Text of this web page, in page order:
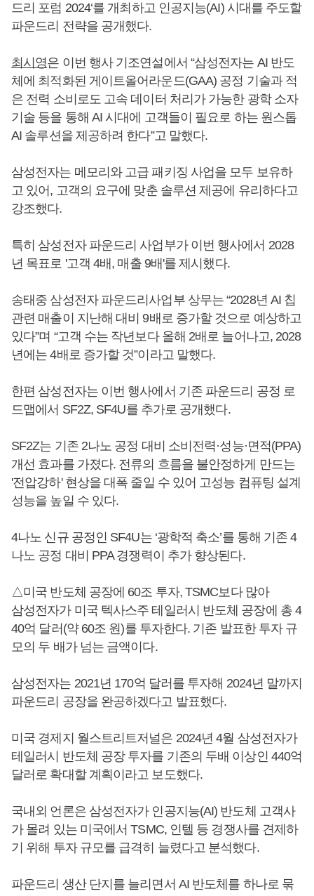
드리 포럼 2024‘를 개최하고 인공지능(AI) 시대를 주도할
파운드리 전략을 공개했다.
최시영은 이번 행사 기조연설에서 “삼성전자는 AI 반도
체에 최적화된 게이트올어라운드(GAA) 공정 기술과 적
은 전력 소비로도 고속 데이터 처리가 가능한 광학 소자
기술 등을 통해 AI 시대에 고객들이 필요로 하는 원스톱
AI 솔루션을 제공하려 한다”고 말했다.
삼성전자는 메모리와 고급 패키징 사업을 모두 보유하
고 있어, 고객의 요구에 맞춘 솔루션 제공에 유리하다고
강조했다.
특히 삼성전자 파운드리 사업부가 이번 행사에서 2028
년 목표로 '고객 4배, 매출 9배'를 제시했다.
송태중 삼성전자 파운드리사업부 상무는 “2028년 AI 칩
관련 매출이 지난해 대비 9배로 증가할 것으로 예상하고
있다”며 “고객 수는 작년보다 올해 2배로 늘어나고, 2028
년에는 4배로 증가할 것”이라고 말했다.
한편 삼성전자는 이번 행사에서 기존 파운드리 공정 로
드맵에서 SF2Z, SF4U를 추가로 공개했다.
SF2Z는 기존 2나노 공정 대비 소비전력·성능·면적(PPA)
개선 효과를 가졌다. 전류의 흐름을 불안정하게 만드는
'전압강하' 현상을 대폭 줄일 수 있어 고성능 컴퓨팅 설계
성능을 높일 수 있다.
4나노 신규 공정인 SF4U는 ‘광학적 축소’를 통해 기존 4
나노 공정 대비 PPA 경쟁력이 추가 향상된다.
△미국 반도체 공장에 60조 투자, TSMC보다 많아
삼성전자가 미국 텍사스주 테일러시 반도체 공장에 총 4
40억 달러(약 60조 원)를 투자한다. 기존 발표한 투자 규
모의 두 배가 넘는 금액이다.
삼성전자는 2021년 170억 달러를 투자해 2024년 말까지
파운드리 공장을 완공하겠다고 발표했다.
미국 경제지 월스트리트저널은 2024년 4월 삼성전자가
테일러시 반도체 공장 투자를 기존의 두배 이상인 440억
달러로 확대할 계획이라고 보도했다.
국내외 언론은 삼성전자가 인공지능(AI) 반도체 고객사
가 몰려 있는 미국에서 TSMC, 인텔 등 경쟁사를 견제하
기 위해 투자 규모를 급격히 늘렸다고 분석했다.
파운드리 생산 단지를 늘리면서 AI 반도체를 하나로 묶